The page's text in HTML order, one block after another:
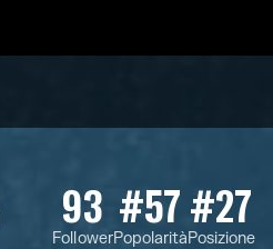
93
Follower
#57
Popolarità
#27
Posizione